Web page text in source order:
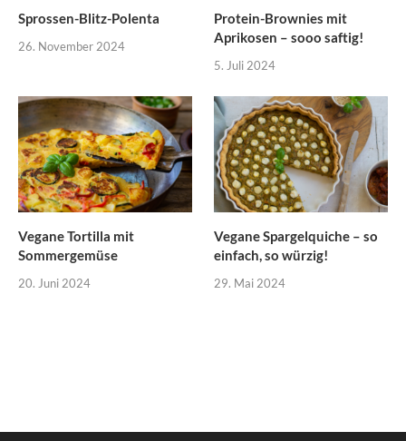
Sprossen-Blitz-Polenta
26. November 2024
Protein-Brownies mit
Aprikosen – sooo saftig!
5. Juli 2024
Vegane Tortilla mit
Sommergemüse
20. Juni 2024
Vegane Spargelquiche – so
einfach, so würzig!
29. Mai 2024